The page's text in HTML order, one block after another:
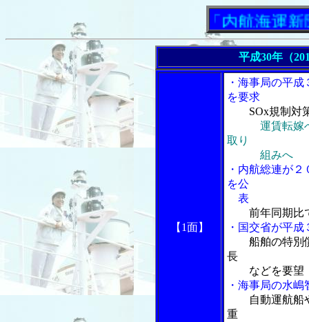
「内航海運新聞
平成30年（
【1面】
・海事局の平
を要求
SOx規制対
運賃転嫁
取り
組みへ
・内航総連が
を公
表
前年同期比
・国交省が平
船舶の特別
長
などを要望
・海事局の水
自動運航船
重